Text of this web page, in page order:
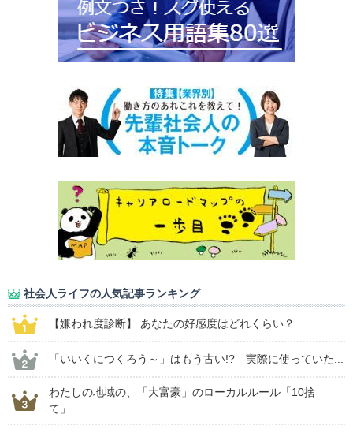
社会人ライフの人気記事ランキング
【嫌われ度診断】 あなたの好感度はどれくらい？
「いいくにつくろう～」はもう古い!? 実際に使っていた...
わたしの地域の、「大富豪」のローカルルール「10捨
て」...